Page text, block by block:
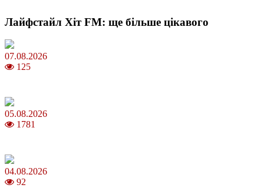
Лайфстайл Хіт FM: ще більше цікавого
07.08.2026
125
05.08.2026
1781
04.08.2026
92